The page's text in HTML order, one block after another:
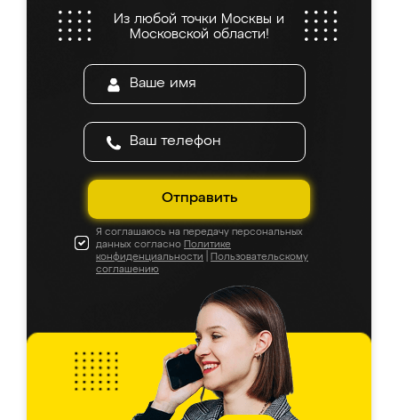
Из любой точки Москвы и
Московской области!
Отправить
Я соглашаюсь на передачу персональных
данных согласно Политике
конфиденциальности
Пользовательскому
соглашению